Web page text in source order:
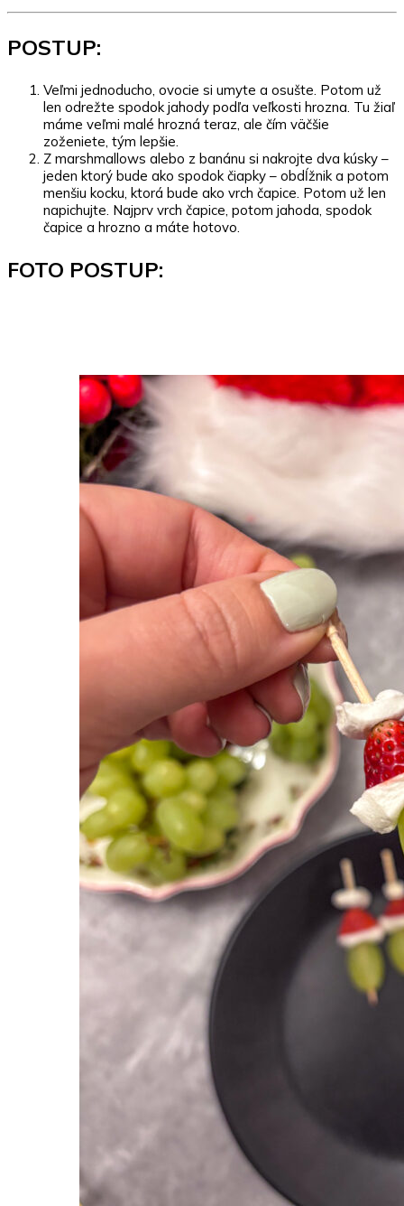
POSTUP:
Veľmi jednoducho, ovocie si umyte a osušte. Potom už
len odrežte spodok jahody podľa veľkosti hrozna. Tu žiaľ
máme veľmi malé hrozná teraz, ale čím väčšie
zoženiete, tým lepšie.
Z marshmallows alebo z banánu si nakrojte dva kúsky –
jeden ktorý bude ako spodok čiapky – obdĺžnik a potom
menšiu kocku, ktorá bude ako vrch čapice. Potom už len
napichujte. Najprv vrch čapice, potom jahoda, spodok
čapice a hrozno a máte hotovo.
FOTO POSTUP: